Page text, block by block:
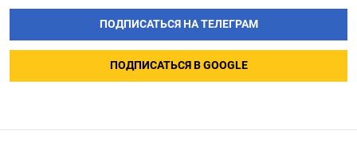
ПОДПИСАТЬСЯ НА ТЕЛЕГРАМ
ПОДПИСАТЬСЯ В GOOGLE